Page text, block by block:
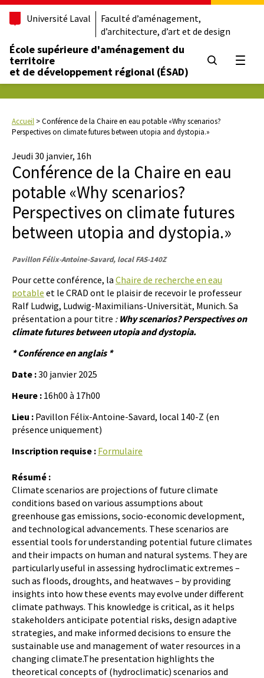
Université Laval
Faculté d’aménagement,
d’architecture, d’art et de design
École supérieure d'aménagement du
territoire
et de développement régional (ÉSAD)
Accueil >Conférence de la Chaire en eau potable «Why scenarios?
Perspectives on climate futures between utopia and dystopia.»
Jeudi 30 janvier, 16h
Conférence de la Chaire en eau
potable «Why scenarios?
Perspectives on climate futures
between utopia and dystopia.»
Pavillon Félix-Antoine-Savard, local FAS-140Z
Pour cette conférence, la Chaire de recherche en eau
potable et le CRAD ont le plaisir de recevoir le professeur
Ralf Ludwig, Ludwig-Maximilians-Universität, Munich. Sa
présentation a pour titre : Why scenarios? Perspectives on
climate futures between utopia and dystopia.
* Conférence en anglais *
Date :30 janvier 2025
Heure : 16h00 à 17h00
Lieu : Pavillon Félix-Antoine-Savard, local 140-Z (en
présence uniquement)
Inscription requise : Formulaire
Résumé :
Climate scenarios are projections of future climate
conditions based on various assumptions about
greenhouse gas emissions, socio-economic development,
and technological advancements. These scenarios are
essential tools for understanding potential future climates
and their impacts on human and natural systems. They are
particularly useful in assessing hydroclimatic extremes –
such as floods, droughts, and heatwaves – by providing
insights into how these events may evolve under different
climate pathways. This knowledge is critical, as it helps
stakeholders anticipate potential risks, design adaptive
strategies, and make informed decisions to ensure the
sustainable use and management of water resources in a
changing climate.The presentation highlights the
theoretical concepts of (hydroclimatic) scenarios and